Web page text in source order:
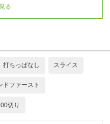
る
打ちっぱなし スライス
ドファースト
切り